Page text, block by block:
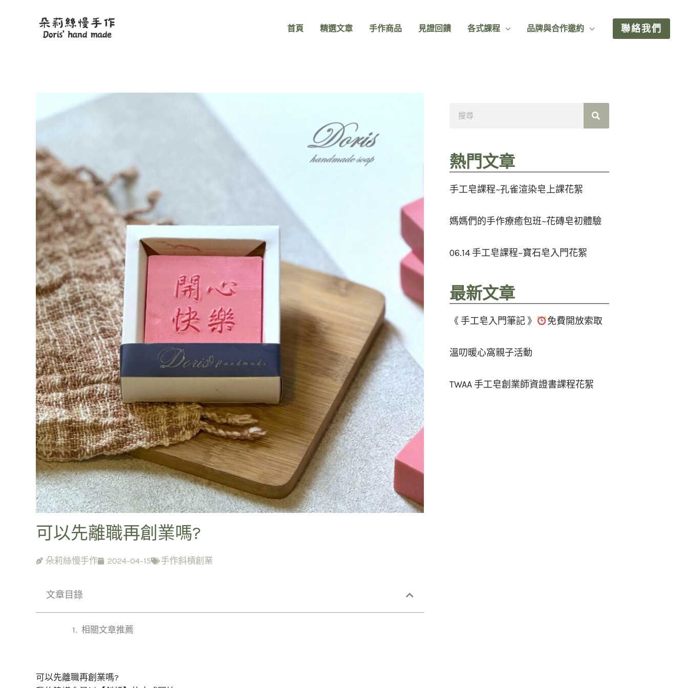
首頁 精選文章 手作商品 見證回饋 各式課程 品牌與合作邀約 聯絡我們
可以先離職再創業嗎?
朵莉絲慢手作 2024-04-15 手作斜槓創業
文章目錄
相關文章推薦
可以先離職再創業嗎?
熱門文章
手工皂課程~孔雀渲染皂上課花絮
媽媽們的手作療癒包班~花磚皂初體驗
06.14 手工皂課程~寶石皂入門花絮
最新文章
《 手工皂入門筆記 》 免費開放索取
溫叨暖心窩親子活動
TWAA 手工皂創業師資證書課程花絮